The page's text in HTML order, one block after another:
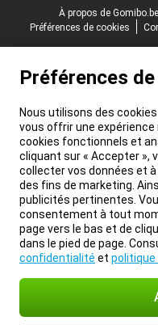
À propos de Gomibo.be
Préférences de cookies
Préférences
Nous utilisons des
vous offrir une expérience
cookies fonctionnels et
cliquant sur « Accepter »,
collecter vos données et
des fins de marketing.
publicités pertinentes.
consentement à tout
page vers le bas et de
dans le pied de page.
confidentialité et politique